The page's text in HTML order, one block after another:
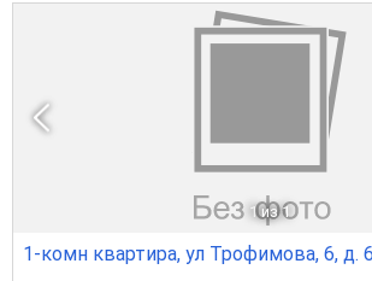
1 из 1
1-комн квартира, ул Трофимова, 6, д.